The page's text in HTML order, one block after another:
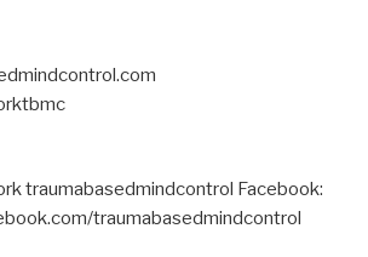
traumabasedmindcontrol Facebook:
traumabasedmindcontrol